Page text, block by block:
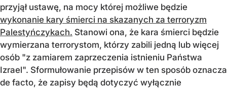
przyjął ustawę, na mocy której możliwe będzie
wykonanie kary śmierci na skazanych za terroryzm
Palestyńczykach. Stanowi ona, że kara śmierci będzie
wymierzana terrorystom, którzy zabili jedną lub więcej
osób "z zamiarem zaprzeczenia istnieniu Państwa
Izrael". Sformułowanie przepisów w ten sposób oznacza
de facto, że zapisy będą dotyczyć wyłącznie